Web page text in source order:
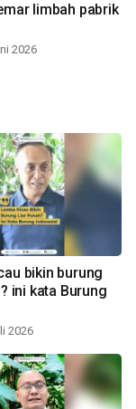
limbah pabrik
2026
bikin burung
ini kata Burung
2026